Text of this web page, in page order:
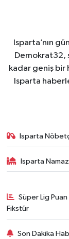
Isparta’nın
Demokrat32,
kadar geniş bir
Isparta
Isparta
Isparta
Süper Lig
Fikstür
Son Dakika